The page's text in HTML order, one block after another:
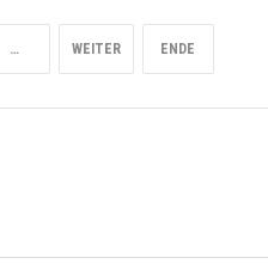
… WEITER ENDE